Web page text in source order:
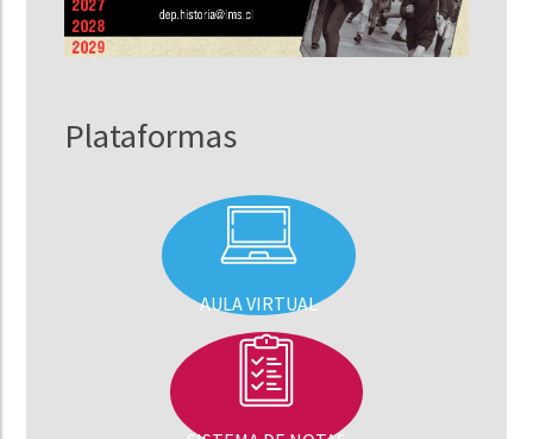
Plataformas
AULA VIRTUAL